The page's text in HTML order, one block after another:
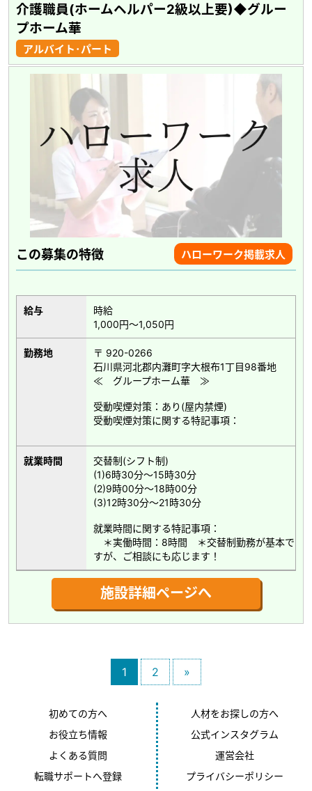
介護職員(ホームヘルパー2級以上要)◆グルー
プホーム華
アルバイト･パート
この募集の特徴 ハローワーク掲載求人
給与
時給
1,000円～1,050円
勤務地
〒 920-0266
石川県河北郡内灘町字大根布1丁目98番地
≪ グループホーム華 ≫
受動喫煙対策：あり(屋内禁煙)
受動喫煙対策に関する特記事項：
就業時間
交替制(シフト制)
(1)6時30分～15時30分
(2)9時00分～18時00分
(3)12時30分～21時30分
就業時間に関する特記事項：
＊実働時間：8時間 ＊交替制勤務が基本で
すが、ご相談にも応じます！
施設詳細ページへ
1 2 »
初めての方へ
お役立ち情報
よくある質問
転職サポートへ登録
人材をお探しの方へ
公式インスタグラム
運営会社
プライバシーポリシー